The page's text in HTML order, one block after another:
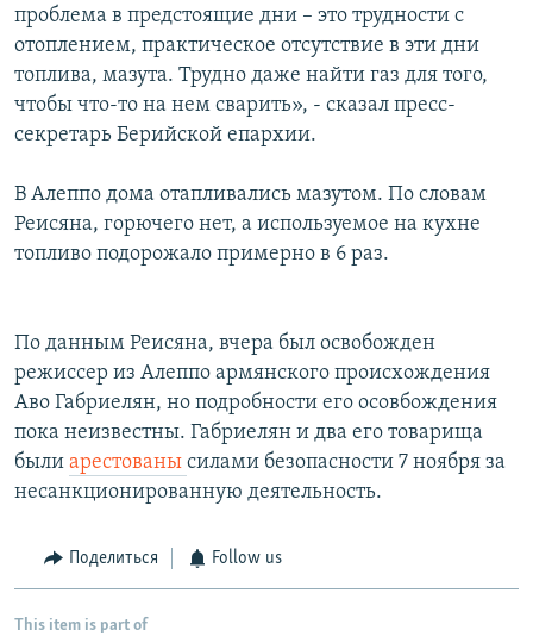
проблема в предстоящие дни – это трудности с
отоплением, практическое отсутствие в эти дни
топлива, мазута. Трудно даже найти газ для того,
чтобы что-то на нем сварить», - сказал пресс-
секретарь Берийской епархии.
В Алеппо дома отапливались мазутом. По словам
Реисяна, горючего нет, а используемое на кухне
топливо подорожало примерно в 6 раз.
По данным Реисяна, вчера был освобожден
режиссер из Алеппо армянского происхождения
Аво Габриелян, но подробности его осовбождения
пока неизвестны. Габриелян и два его товарища
были арестованы силами безопасности 7 ноября за
несанкционированную деятельность.
Поделиться Follow us
This item is part of